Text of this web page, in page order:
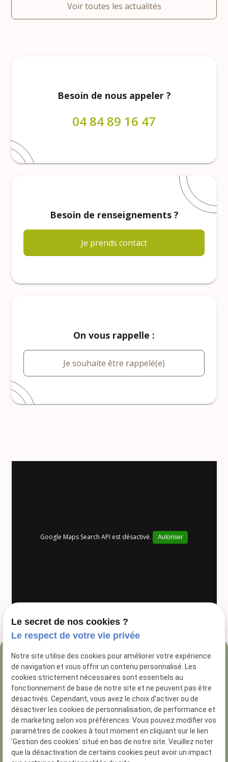
Voir toutes les actualités
Besoin de nous appeler ?
04 84 89 16 47
Besoin de renseignements ?
Je prends contact
On vous rappelle :
Je souhaite être rappelé(e)
Google Maps Search API est désactivé. Autoriser
04 84 89 16 47
54 Rue George
13005 Marseille
N° de Siret :81285926200014
Le secret de nos cookies ?
Le respect de votre vie privée
Notre site utilise des cookies pour améliorer votre expérience
de navigation et vous offrir un contenu personnalisé. Les
cookies strictement nécessaires sont essentiels au
fonctionnement de base de notre site et ne peuvent pas être
désactivés. Cependant, vous avez le choix d'activer ou de
désactiver les cookies de personnalisation, de performance et
de marketing selon vos préférences. Vous pouvez modifier vos
paramètres de cookies à tout moment en cliquant sur le lien
'Gestion des cookies' situé en bas de notre site. Veuillez noter
que la désactivation de certains cookies peut avoir un impact